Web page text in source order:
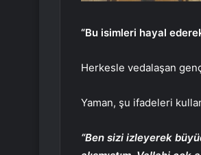
“Bu isimleri hayal
Herkesle vedalaşan
Yaman, şu ifadeleri
“Ben sizi izleyerek